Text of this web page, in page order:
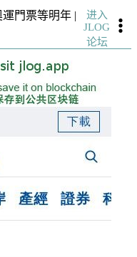
門票等明年 |
进入
JLOG
论坛